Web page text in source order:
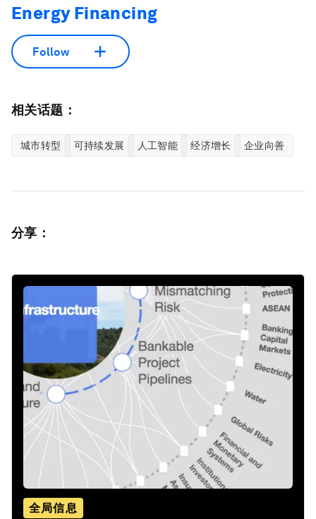
Energy Financing
Follow
相关话题：
城市转型 可持续发展 人工智能 经济增长 企业向善
分享：
全局信息